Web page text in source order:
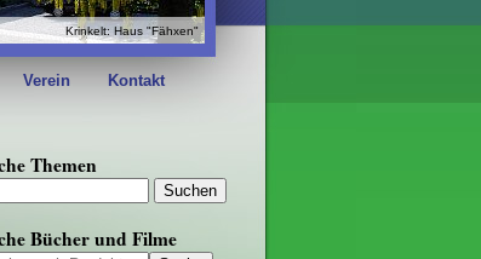
Krinkelt: Haus "Fähxen"
Verein Kontakt
Themen
Bücher und Filme